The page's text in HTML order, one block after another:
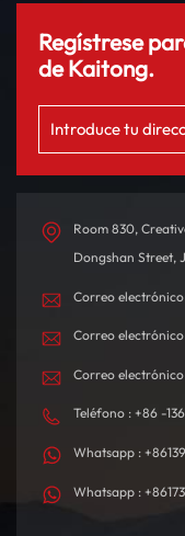
Regístrese
de Kaitong.
Room 830,
Dongshan Street,
Correo
Correo
Correo
Teléfono : +86 -
Whatsapp :
Whatsapp :